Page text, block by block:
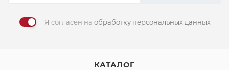
Я согласен на обработку персональных данных
КАТАЛОГ